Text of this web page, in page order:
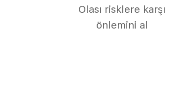
Olası risklere karşı
önlemini al